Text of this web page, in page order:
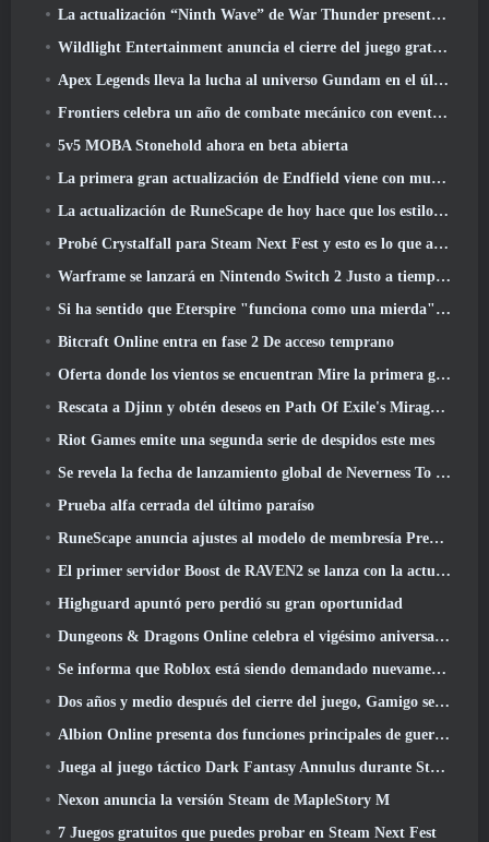
La actualización “Ninth Wave” de War Thunder presenta aviones de rango IX
Wildlight Entertainment anuncia el cierre del juego gratuito Hero Shooter Highguard
Apex Legends lleva la lucha al universo Gundam en el último evento cruzado
Frontiers celebra un año de combate mecánico con eventos de aniversario
5v5 MOBA Stonehold ahora en beta abierta
La primera gran actualización de Endfield viene con muchas optimizaciones
La actualización de RuneScape de hoy hace que los estilos de combate originales del MMORPG sean más fáciles de aprender
Probé Crystalfall para Steam Next Fest y esto es lo que aprendí
Warframe se lanzará en Nintendo Switch 2 Justo a tiempo para la próxima actualización importante, El fotógrafo de sombras
Si ha sentido que Eterspire "funciona como una mierda", El director creativo dice que ya no es así
Bitcraft Online entra en fase 2 De acceso temprano
Oferta donde los vientos se encuentran Mire la primera gran expansión en la transmisión en vivo de Hexi
Rescata a Djinn y obtén deseos en Path Of Exile's Mirage League
Riot Games emite una segunda serie de despidos este mes
Se revela la fecha de lanzamiento global de Neverness To Everness
Prueba alfa cerrada del último paraíso
RuneScape anuncia ajustes al modelo de membresía Premier para tener en cuenta los cambios recientes en el MMORPG
El primer servidor Boost de RAVEN2 se lanza con la actualización de hoy
Highguard apuntó pero perdió su gran oportunidad
Dungeons & Dragons Online celebra el vigésimo aniversario de Natural con misiones y recompensas especiales
Se informa que Roblox está siendo demandado nuevamente por “prácticas que ponen en peligro y explotan a los niños”
Dos años y medio después del cierre del juego, Gamigo se burla del regreso del MMO medieval Glory Victis
Albion Online presenta dos funciones principales de guerra de facciones en la actualización Realm Divided Part II
Juega al juego táctico Dark Fantasy Annulus durante Steam Next Fest
Nexon anuncia la versión Steam de MapleStory M
7 Juegos gratuitos que puedes probar en Steam Next Fest